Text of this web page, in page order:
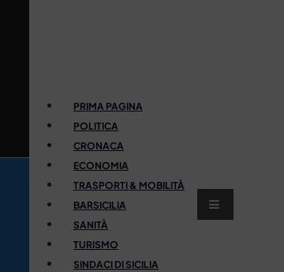
PRIMA PAGINA
POLITICA
CRONACA
ECONOMIA
TRASPORTI & MOBILITÀ
BARSICILIA
SANITÀ
TURISMO
SINDACI DI SICILIA